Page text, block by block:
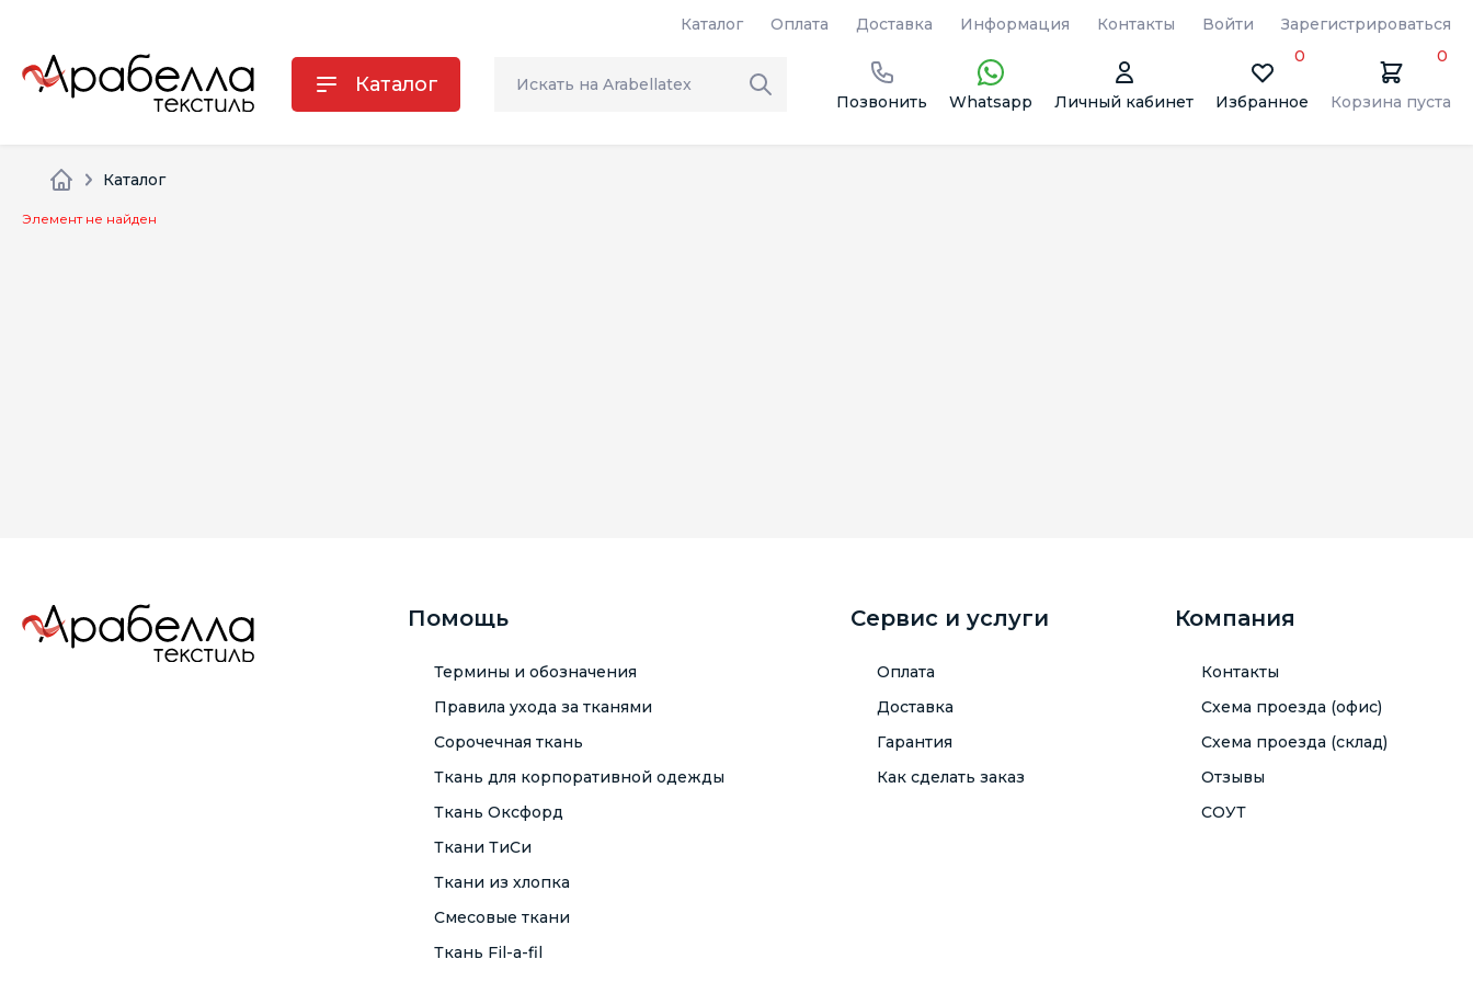
Каталог Оплата Доставка Информация Контакты Войти Зарегистрироваться
Каталог
Позвонить Whatsapp Личный кабинет Избранное
0
Корзина пуста
0
Каталог
Элемент не найден
Помощь
Термины и обозначения
Правила ухода за тканями
Сорочечная ткань
Ткань для корпоративной одежды
Ткань Оксфорд
Ткани ТиСи
Ткани из хлопка
Смесовые ткани
Ткань Fil-a-fil
Сервис и услуги
Оплата
Доставка
Гарантия
Как сделать заказ
Компания
Контакты
Схема проезда (офис)
Схема проезда (склад)
Отзывы
СОУТ